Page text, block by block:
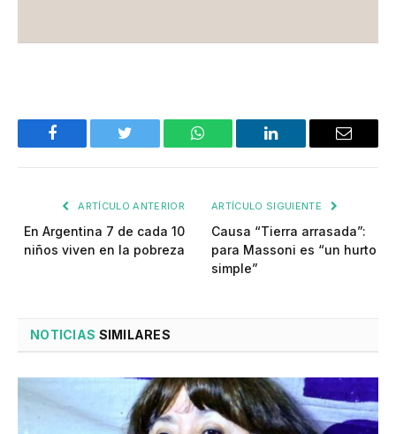
Facebook Twitter WhatsApp LinkedIn Email
ARTÍCULO ANTERIOR
En Argentina 7 de cada 10
niños viven en la pobreza
ARTÍCULO SIGUIENTE
Causa “Tierra arrasada”:
para Massoni es “un hurto
simple”
NOTICIAS SIMILARES